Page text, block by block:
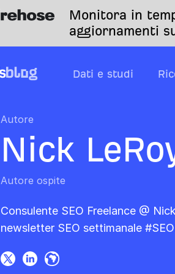
Monitora in
aggiornamenti
Dati e studi
Autore
Nick
Autore ospite
Consulente SEO Freelance @
newsletter SEO settimanale